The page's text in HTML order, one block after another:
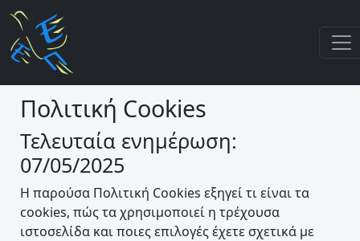
Πολιτική Cookies
Τελευταία ενημέρωση:
07/05/2025
Η παρούσα Πολιτική Cookies εξηγεί τι είναι τα
cookies, πώς τα χρησιμοποιεί η τρέχουσα
ιστοσελίδα και ποιες επιλογές έχετε σχετικά με